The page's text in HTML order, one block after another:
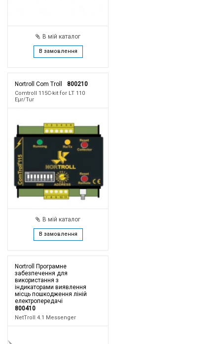
В мій каталог
В замовлення
Nortroll Com Troll 800210
Comtroll 115C-kit for LT 110
Eμr/Tur
В мій каталог
В замовлення
Nortroll Програмне
забезпечення для
використання з
індикаторами виявлення
місць пошкодження ліній
електропередачі
800410
NetTroll 4.1 Messenger